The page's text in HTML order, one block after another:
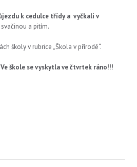
k cedulce třídy a vyčkali v
a pitím.
školy v rubrice „Škola v přírodě“.
škole se vyskytla ve čtvrtek ráno!!!